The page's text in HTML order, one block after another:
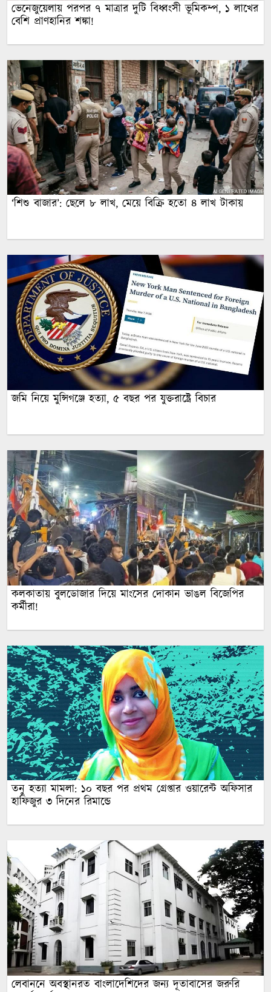
ভেনেজুয়েলায় পরপর ৭ মাত্রার দুটি বিধ্বংসী ভূমিকম্প, ১ লাখের
বেশি প্রাণহানির শঙ্কা!
‘শিশু বাজার’: ছেলে ৮ লাখ, মেয়ে বিক্রি হতো ৪ লাখ টাকায়
জমি নিয়ে মুন্সিগঞ্জে হত্যা, ৫ বছর পর যুক্তরাষ্ট্রে বিচার
কলকাতায় বুলডোজার দিয়ে মাংসের দোকান ভাঙল বিজেপির
কর্মীরা!
তনু হত্যা মামলা: ১০ বছর পর প্রথম গ্রেপ্তার ওয়ারেন্ট অফিসার
হাফিজুর ৩ দিনের রিমান্ডে
লেবাননে অবস্থানরত বাংলাদেশিদের জন্য দূতাবা‌সের জরুরি